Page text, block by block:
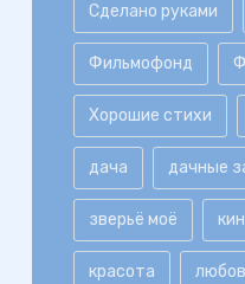
Сделано руками
Фильмофонд
Хорошие стихи
дача дачные
зверьё моё
красота